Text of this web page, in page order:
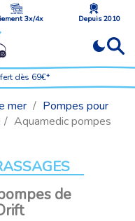
3x/4x Depuis 2010
dès 69€*
mer
Pompes pour
Aquamedic pompes
de